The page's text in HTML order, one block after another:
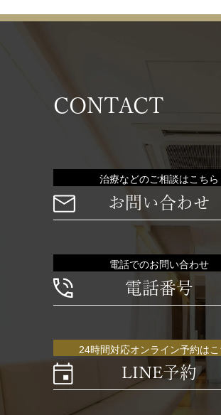
CONTACT
治療などのご相談はこちら
お問い合わせ
電話でのお問い合わせ
電話番号
24時間対応オンライン予約はこ
LINE予約